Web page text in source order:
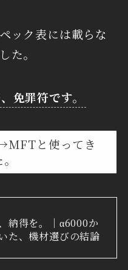
ック表には載らな
た。
免罪符です。
と使ってき
納得を。｜α6000か
た、機材選びの結論